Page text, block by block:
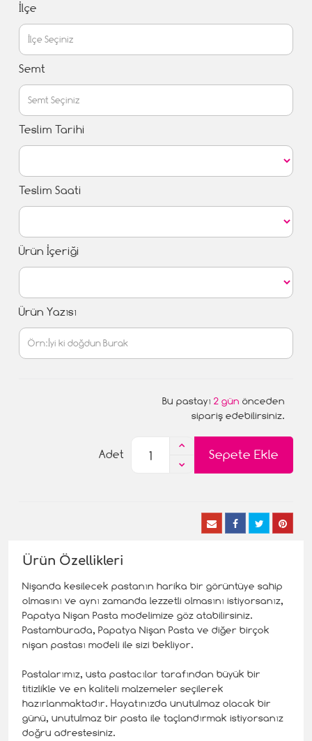
İlçe
Semt
Teslim Tarihi
Teslim Saati
Ürün İçeriği
Ürün Yazısı
Bu pastayı 2 gün önceden
sipariş edebilirsiniz.
Sepete Ekle
Adet
Ürün Özellikleri
Nişanda kesilecek pastanın harika bir görüntüye sahip
olmasını ve aynı zamanda lezzetli olmasını istiyorsanız,
Papatya Nişan Pasta modelimize göz atabilirsiniz.
Pastamburada, Papatya Nişan Pasta ve diğer birçok
nişan pastası modeli ile sizi bekliyor.
Pastalarımız, usta pastacılar tarafından büyük bir
titizlikle ve en kaliteli malzemeler seçilerek
hazırlanmaktadır. Hayatınızda unutulmaz olacak bir
günü, unutulmaz bir pasta ile taçlandırmak istiyorsanız
doğru adrestesiniz.